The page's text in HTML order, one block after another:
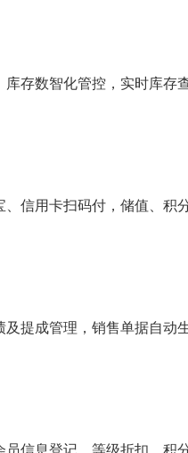
存数智化管控，实时库存
信用卡扫码付，储值、积
提成管理，销售单据自动
信息登记、等级折扣、积